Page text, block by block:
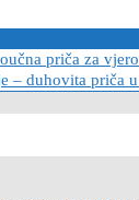
priča za
– duhovita priča u